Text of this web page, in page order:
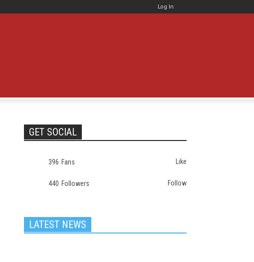
Log In
GET SOCIAL
396 Fans Like
440 Followers Follow
LATEST NEWS